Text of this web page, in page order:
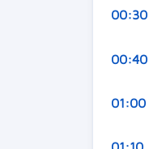
00:30
00:40
01:00